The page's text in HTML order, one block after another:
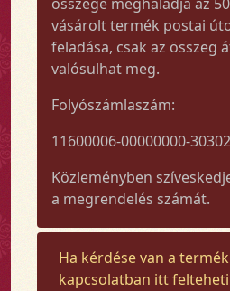
vásárolt termék postai
feladása, csak az összeg
valósulhat meg.
Folyószámlaszám:
11600006-00000000-
Közleményben
a megrendelés számát.
Ha kérdése van a
kapcsolatban itt